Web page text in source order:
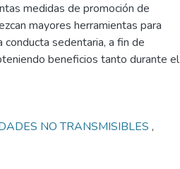
medidas de promoción de
mayores herramientas para
conducta sedentaria, a fin de
beneficios tanto durante el
NO TRANSMISIBLES ,